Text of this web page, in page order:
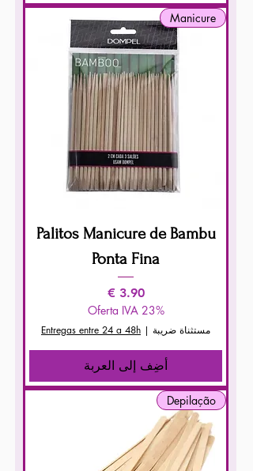
Manicure
Palitos Manicure de Bambu
Ponta Fina
السعر‏3.90 €
Oferta IVA 23%
مستثناة ضريبة |
Entregas entre 24 a 48h
أضِف إلى العربة
Depilação